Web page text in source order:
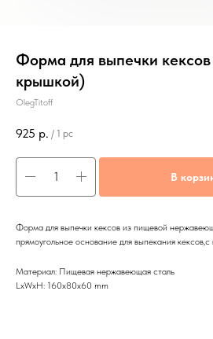
Форма для выпечки
крышкой)
OlegTitoff
925 р. / 1 pc
В
Форма для выпечки кексов из пищевой
прямоугольное основание для выпекания
Материал: Пищевая нержавеющая сталь
LxWxH: 160x80x60 mm